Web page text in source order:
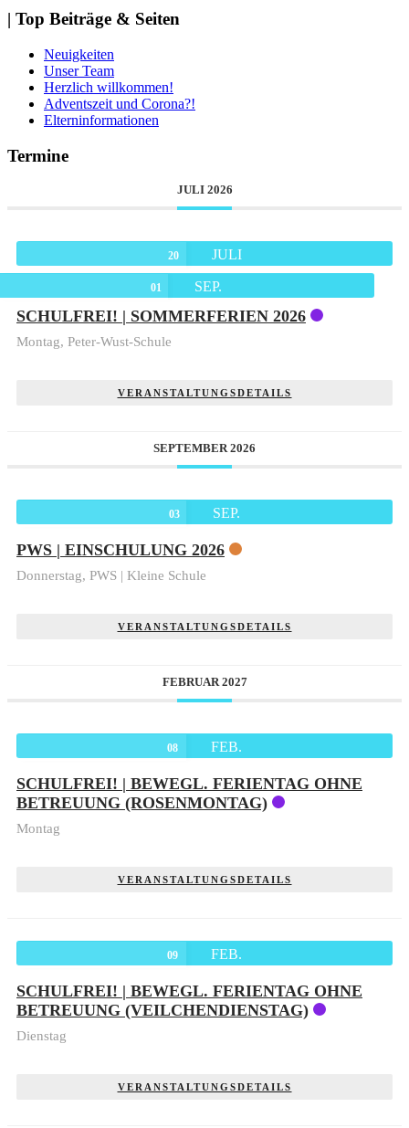
| Top Beiträge & Seiten
Neuigkeiten
Unser Team
Herzlich willkommen!
Adventszeit und Corona?!
Elterninformationen
Termine
JULI 2026
20 JULI
01 SEP.
SCHULFREI! | SOMMERFERIEN 2026
Montag, Peter-Wust-Schule
VERANSTALTUNGSDETAILS
SEPTEMBER 2026
03 SEP.
PWS | EINSCHULUNG 2026
Donnerstag, PWS | Kleine Schule
VERANSTALTUNGSDETAILS
FEBRUAR 2027
08 FEB.
SCHULFREI! | BEWEGL. FERIENTAG OHNE
BETREUUNG (ROSENMONTAG)
Montag
VERANSTALTUNGSDETAILS
09 FEB.
SCHULFREI! | BEWEGL. FERIENTAG OHNE
BETREUUNG (VEILCHENDIENSTAG)
Dienstag
VERANSTALTUNGSDETAILS